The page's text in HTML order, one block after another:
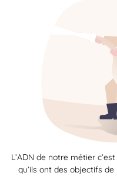
L’ADN de notre métier
qu’ils ont des objectifs